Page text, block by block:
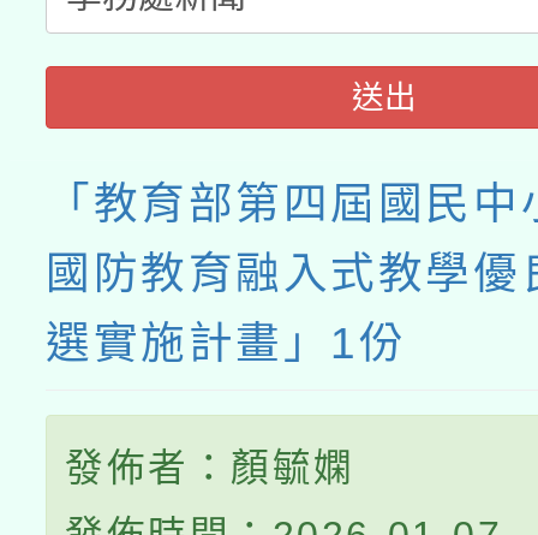
送出
「教育部第四屆國民
國防教育融入式教學優
選實施計畫」1份
發佈者：顏毓嫻